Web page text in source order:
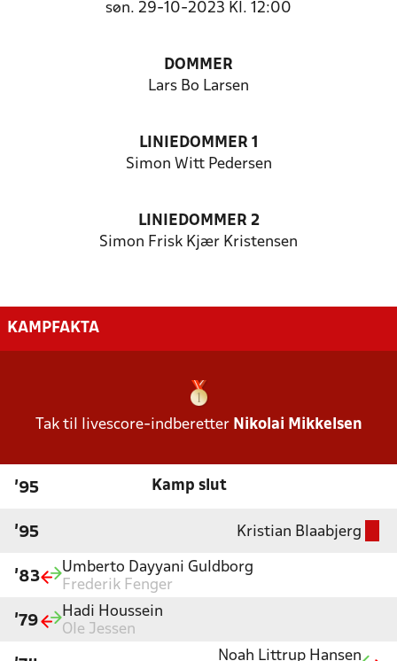
søn. 29-10-2023 Kl. 12:00
DOMMER
Lars Bo Larsen
LINIEDOMMER 1
Simon Witt Pedersen
LINIEDOMMER 2
Simon Frisk Kjær Kristensen
KAMPFAKTA
Tak til livescore-indberetter Nikolai Mikkelsen
'95 Kamp slut
'95 Kristian Blaabjerg
'83
Umberto Dayyani Guldborg
Frederik Fenger
'79
Hadi Houssein
Ole Jessen
Noah Littrup Hansen